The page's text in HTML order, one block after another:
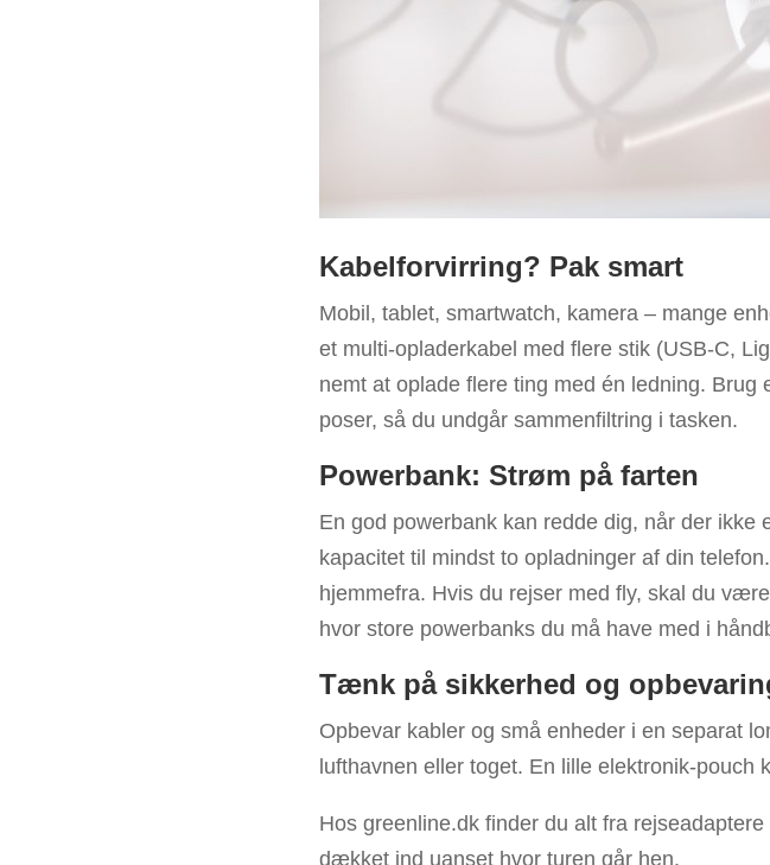
Kabelforvirring? Pak smart
Mobil, tablet, smartwatch, kamera – mange
et multi-opladerkabel med flere stik (USB-C,
nemt at oplade flere ting med én ledning.
poser, så du undgår sammenfiltring i tasken.
Powerbank: Strøm på farten
En god powerbank kan redde dig, når der
kapacitet til mindst to opladninger af din
hjemmefra. Hvis du rejser med fly, skal du
hvor store powerbanks du må have med i
Tænk på sikkerhed og
Opbevar kabler og små enheder i en separat
lufthavnen eller toget. En lille elektronik-pouch
Hos greenline.dk finder du alt fra
dækket ind uanset hvor turen går hen.